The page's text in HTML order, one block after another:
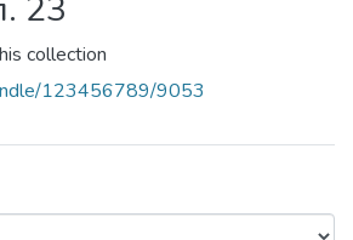
collection
123456789/9053